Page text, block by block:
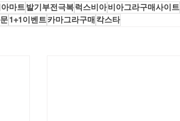
마트발기부전극복럭스비아비아그라구매사이트
1+1이벤트카마그라구매 칵스타